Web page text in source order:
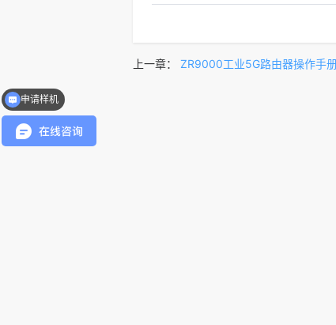
上一章： ZR9000工业5G路由器操作手
申请样机